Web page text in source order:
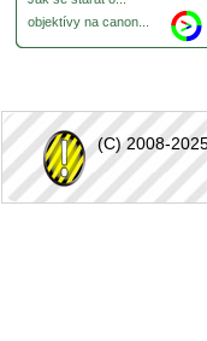
objektívy na canon...
(C) 2008-